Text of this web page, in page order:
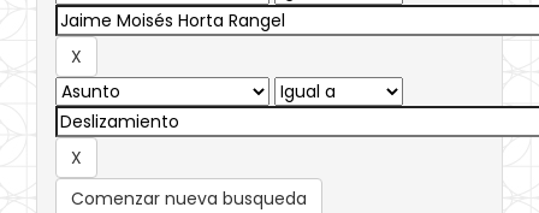
Comenzar nueva busqueda